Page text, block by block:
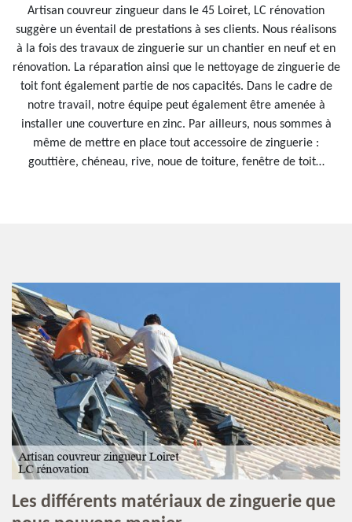
Artisan couvreur zingueur dans le 45 Loiret, LC rénovation
suggère un éventail de prestations à ses clients. Nous réalisons
à la fois des travaux de zinguerie sur un chantier en neuf et en
rénovation. La réparation ainsi que le nettoyage de zinguerie de
toit font également partie de nos capacités. Dans le cadre de
notre travail, notre équipe peut également être amenée à
installer une couverture en zinc. Par ailleurs, nous sommes à
même de mettre en place tout accessoire de zinguerie :
gouttière, chéneau, rive, noue de toiture, fenêtre de toit…
Les différents matériaux de zinguerie que